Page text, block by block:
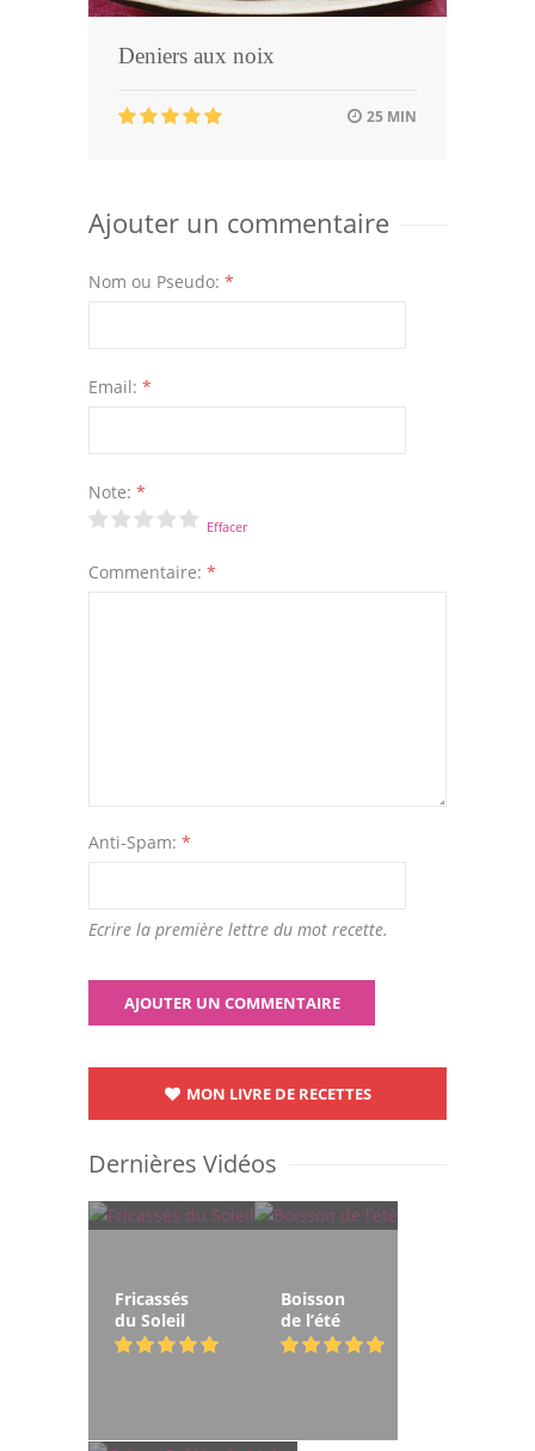
Deniers aux noix
25 MIN
Ajouter un commentaire
Nom ou Pseudo: *
Email: *
Note: *
Effacer
Commentaire: *
Anti-Spam: *
Ecrire la première lettre du mot recette.
MON LIVRE DE RECETTES
Dernières Vidéos
Fricassés
du Soleil
Boisson
de l’été